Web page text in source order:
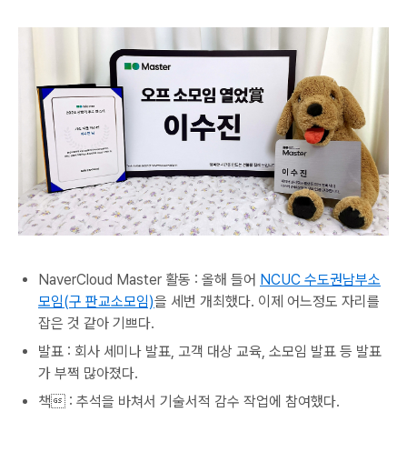
NaverCloud Master 활동 : 올해 들어 NCUC 수도권남부소
모임(구 판교소모임)을 세번 개최했다. 이제 어느정도 자리를
잡은 것 같아 기쁘다.
발표 : 회사 세미나 발표, 고객 대상 교육, 소모임 발표 등 발표
가 부쩍 많아졌다.
책 : 추석을 바쳐서 기술서적 감수 작업에 참여했다.